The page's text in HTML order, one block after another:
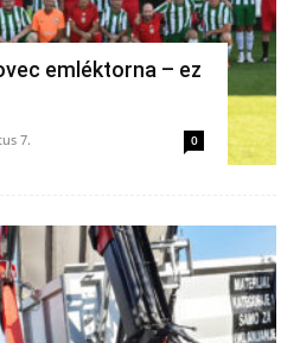
emléktorna – ez
7. 0